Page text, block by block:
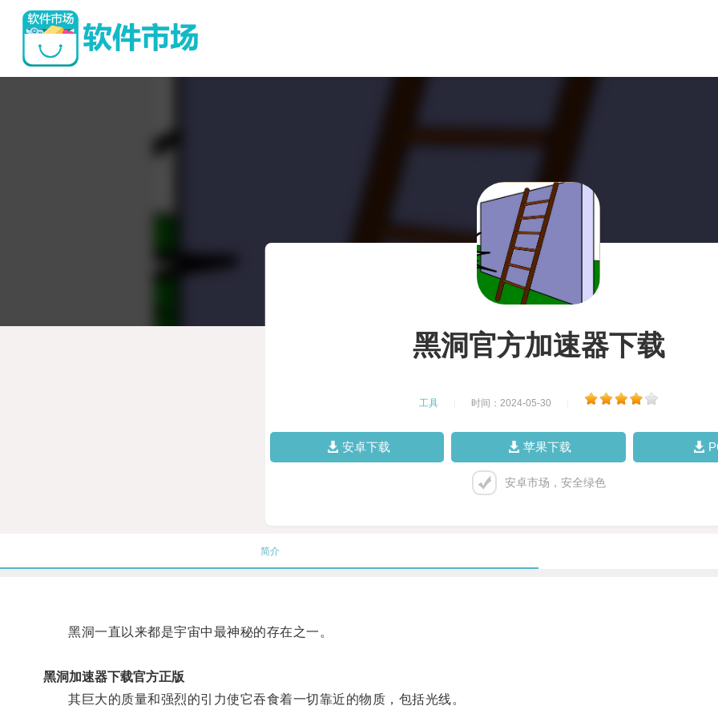
黑洞官方加速器下载
工具 时间：2024-05-30
安卓下载 苹果下载
安卓市场，安全绿色
简介
黑洞一直以来都是宇宙中最神秘的存在之一。
黑洞加速器下载官方正版
其巨大的质量和强烈的引力使它吞食着一切靠近的物质，包括光线。